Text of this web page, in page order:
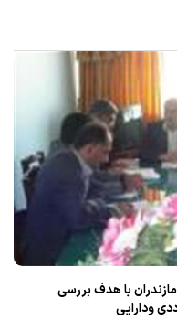
با هدف بررسی
ودارایی